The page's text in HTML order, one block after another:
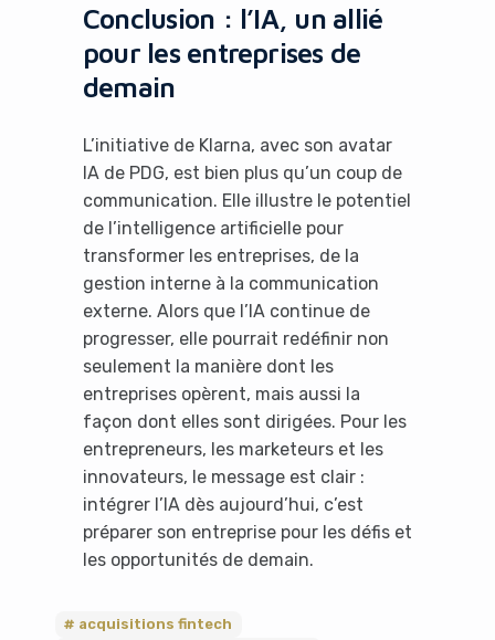
Conclusion : l’IA, un allié
pour les entreprises de
demain
L’initiative de Klarna, avec son avatar
IA de PDG, est bien plus qu’un coup de
communication. Elle illustre le potentiel
de l’intelligence artificielle pour
transformer les entreprises, de la
gestion interne à la communication
externe. Alors que l’IA continue de
progresser, elle pourrait redéfinir non
seulement la manière dont les
entreprises opèrent, mais aussi la
façon dont elles sont dirigées. Pour les
entrepreneurs, les marketeurs et les
innovateurs, le message est clair :
intégrer l’IA dès aujourd’hui, c’est
préparer son entreprise pour les défis et
les opportunités de demain.
acquisitions fintech